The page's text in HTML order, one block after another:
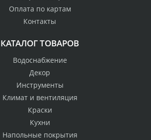
Оплата по картам
Контакты
КАТАЛОГ ТОВАРОВ
Водоснабжение
Декор
Инструменты
Климат и вентиляция
Краски
Кухни
Напольные покрытия